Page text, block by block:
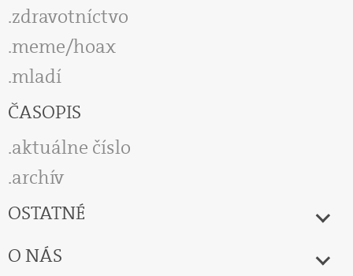
zdravotníctvo
meme/hoax
mladí
ČASOPIS
aktuálne číslo
archív
OSTATNÉ
O NÁS